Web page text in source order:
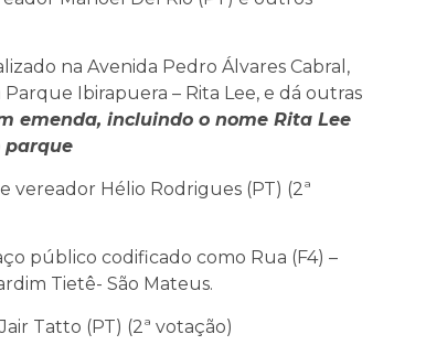
na Avenida Pedro Álvares Cabral,
Parque Ibirapuera – Rita Lee, e dá outras
emenda, incluindo o nome Rita Lee
parque
vereador Hélio Rodrigues (PT) (2ª
público codificado como Rua (F4) –
Tietê- São Mateus.
Tatto (PT) (2ª votação)